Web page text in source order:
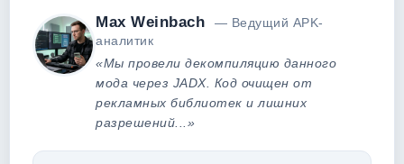
Max Weinbach
— Ведущий APK-
аналитик
«Мы провели декомпиляцию данного
мода через JADX. Код очищен от
рекламных библиотек и лишних
разрешений...»